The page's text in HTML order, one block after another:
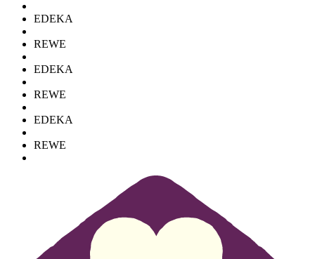
EDEKA
REWE
EDEKA
REWE
EDEKA
REWE